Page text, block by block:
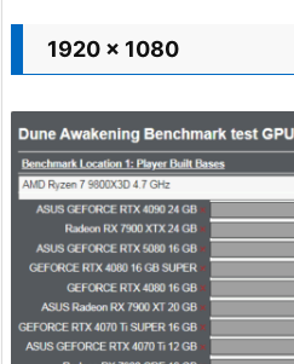
1920 x 1080